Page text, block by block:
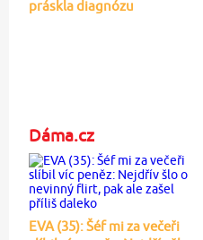
práskla diagnózu
Dáma.cz
EVA (35): Šéf mi za večeři